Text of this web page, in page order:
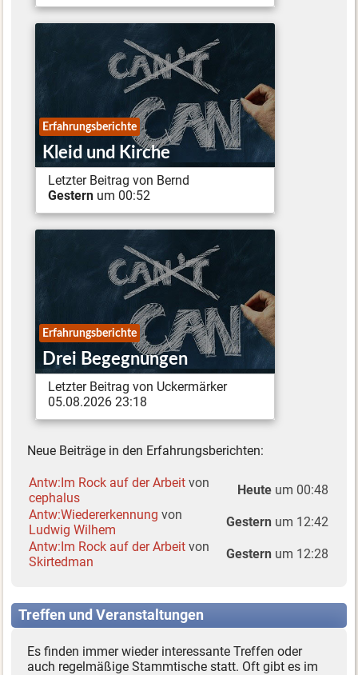
Erfahrungsberichte
Kleid und Kirche
Letzter Beitrag von Bernd
Gestern um 00:52
Erfahrungsberichte
Drei Begegnungen
Letzter Beitrag von Uckermärker
05.08.2026 23:18
Neue Beiträge in den Erfahrungsberichten:
Antw:Im Rock auf der Arbeit von
cephalus
Heute um 00:48
Antw:Wiedererkennung von
Ludwig Wilhem
Gestern um 12:42
Antw:Im Rock auf der Arbeit von
Skirtedman
Gestern um 12:28
Treffen und Veranstaltungen
Es finden immer wieder interessante Treffen oder
auch regelmäßige Stammtische statt. Oft gibt es im